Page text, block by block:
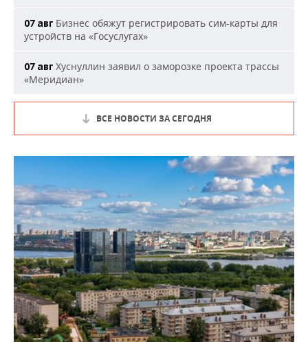
07 авг Бизнес обяжут регистрировать сим-карты для
устройств на «Госуслугах»
07 авг Хуснуллин заявил о заморозке проекта трассы
«Меридиан»
ВСЕ НОВОСТИ ЗА СЕГОДНЯ